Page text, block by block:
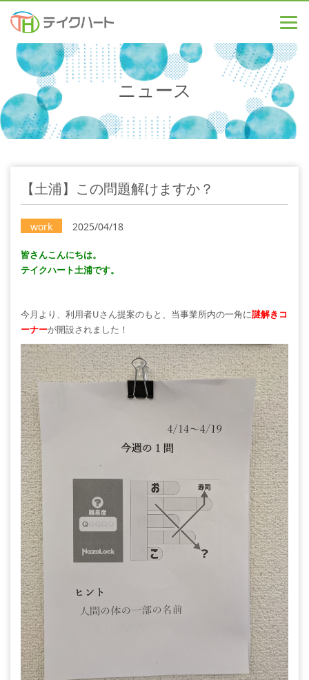
ニュース
【土浦】この問題解けますか？
work 2025/04/18
皆さんこんにちは。
テイクハート土浦です。
今月より、利用者Uさん提案のもと、当事業所内の一角に謎解きコ
ーナーが開設されました！